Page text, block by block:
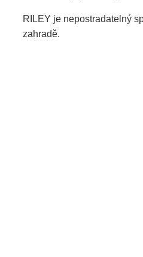
RILEY je nepostradatelný
zahradě.